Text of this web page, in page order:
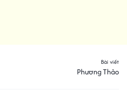
Bài viết
Phương Thảo